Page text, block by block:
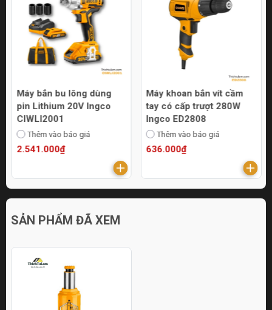
Máy bắn bu lông dùng
pin Lithium 20V Ingco
CIWLI2001
Thêm vào báo giá
2.541.000₫
Máy khoan bắn vít cầm
tay có cấp trượt 280W
Ingco ED2808
Thêm vào báo giá
636.000₫
SẢN PHẨM ĐÃ XEM